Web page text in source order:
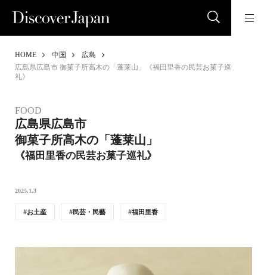
HOME 中国
広島
広島県広島市 御菓子所高木の「蓬莱山」《福田里香の民芸お菓子巡
礼》
FOOD
広島県広島市
御菓子所高木の「蓬莱山」
《福田里香の民芸お菓子巡礼》
2025.1.3
お土産 民芸・民藝 福田里香